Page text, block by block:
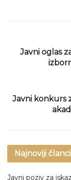
Javni oglas
Javni konkurs
Najnoviji članci
Javni poziv za